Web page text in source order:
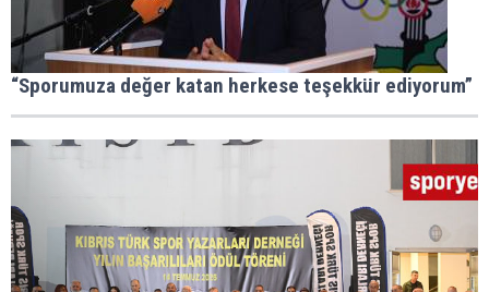
“Sporumuza değer katan herkese teşekkür ediyorum”